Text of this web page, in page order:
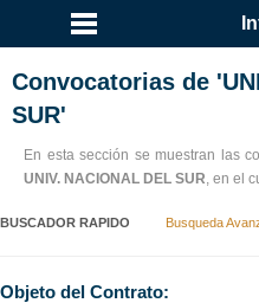
Convocatorias de
SUR'
En esta sección se muestran las
UNIV. NACIONAL DEL SUR, en el
BUSCADOR RAPIDO Busqueda
Objeto del Contrato: